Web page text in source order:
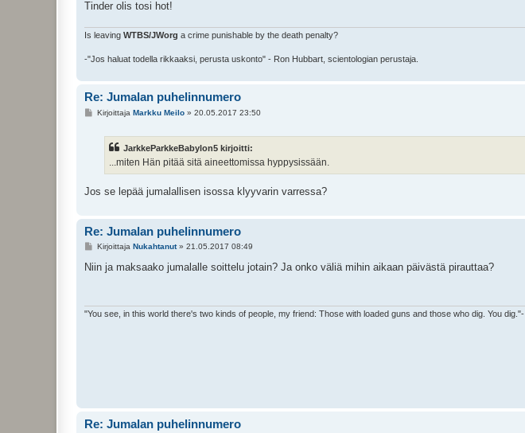
Tinder olis tosi hot!
Is leaving WTBS/JWorg a crime punishable by the death penalty?
-"Jos haluat todella rikkaaksi, perusta uskonto" - Ron Hubbart, scientologian perustaja.
Re: Jumalan puhelinnumero
VKirjoittaja Markku Meilo» 20.05.2017 23:50
JarkkeParkkeBabylon5 kirjoitti:
...miten Hän pitää sitä aineettomissa hyppysissään.
Jos se lepää jumalallisen isossa klyyvarin varressa?
Re: Jumalan puhelinnumero
V
e
Kirjoittaja Nukahtanut» 21.05.2017 08:49
Niin ja maksaako jumalalle soittelu jotain? Ja onko väliä mihin aikaan päivästä pirauttaa?
"You see, in this world there's two kinds of people, my friend: Those with loaded guns and those who dig. You dig."-
Re: Jumalan puhelinnumero